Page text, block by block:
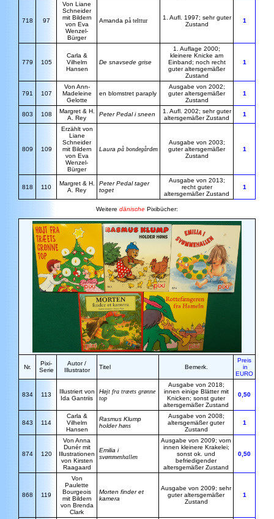
718 97
Von Liane
Schneider
mit Bildern
von Eva
Wenzel-
Bürger
Amanda på telttur
1. Aufl. 1997; sehr guter
Zustand
1
779 105
Carla &
Vilhelm
Hansen
De snavsede grise
1. Auflage 2000;
kleinere Knicke am
Einband; noch recht
guter altersgemäßer
Zustand
1
791 107
Von Ann-
Madeleine
Gelotte
en blomstret paraply
Ausgabe von 2002;
guter altersgemäßer
Zustand
1
803 108
Margret & H.
A. Rey
Peter Pedal i sneen
1. Aufl. 2002; sehr guter
altersgemäßer Zustand
1
809 109
Erzählt von
Liane
Schneider
mit Bildern
von Eva
Wenzel-
Bürger
Laura på bondegården
Ausgabe von 2003;
guter altersgemäßer
Zustand
1
818 110
Margret & H.
A. Rey
Peter Pedal tager
toget
Ausgabe von 2013;
recht guter
altersgemäßer Zustand
1
Weitere dänische Pixibücher:
Nr.
Pixi-
Serie
Autor /
Illustrator
Titel Bemerk.
Preis
in
EURO
834 113
Illustriert von
Ida Gantriis
Højt fra træets grønne
top
Ausgabe von 2018;
innen einige Blätter mit
Knicken; sonst guter
altersgemäßer Zustand
0,50
843 114
Carla &
Vilhelm
Hansen
Rasmus Klump
holder høns
Ausgabe von 2008;
altersgemäßer guter
Zustand
1
874 120
Von Anna
Dunér mit
Illustrationen
von Kirsten
Raagaard
Emilia i
svømmenhallen
Ausgabe von 2009; vorn
innen kleinere Krakelei;
sonst ok. und
befriedigender
altersgemäßer Zustand
0,50
868 119
Von
Paulette
Bourgeois
mit Bildern
von Brenda
Clark
Morten finder et
kamera
Ausgabe von 2009; sehr
guter altersgemäßer
Zustand
1